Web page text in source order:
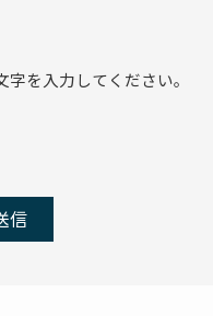
字を入力してください。